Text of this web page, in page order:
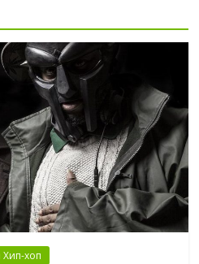
Хип-хоп